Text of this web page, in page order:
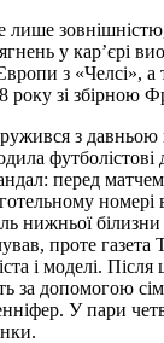
лише
у кар’єрі
Європи з «Челсі»,
року зі збірною
з
перед
номері
нижньої
проте газета
і моделі. Після
за допомогою
У пари